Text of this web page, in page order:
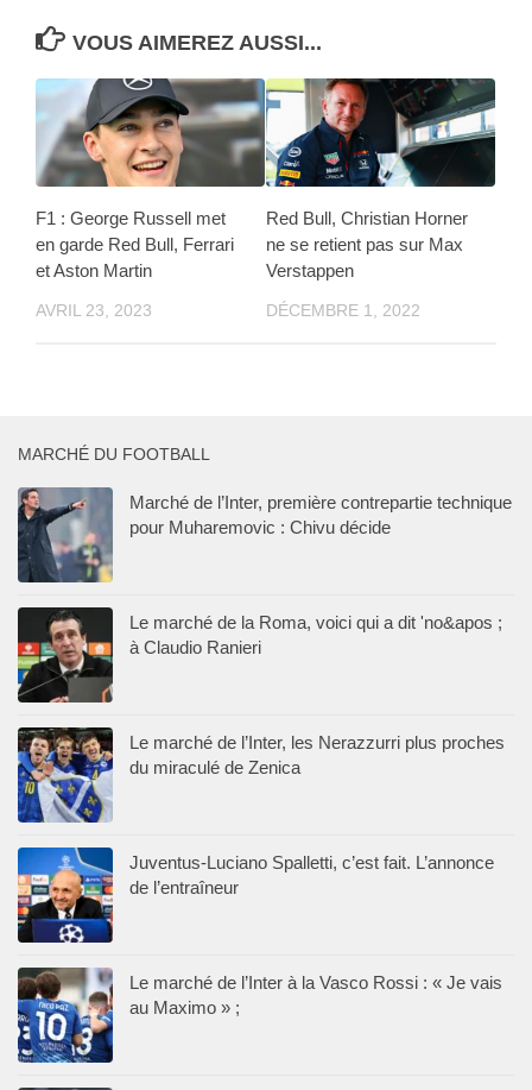
VOUS AIMEREZ AUSSI...
F1 : George Russell met
en garde Red Bull, Ferrari
et Aston Martin
AVRIL 23, 2023
Red Bull, Christian Horner
ne se retient pas sur Max
Verstappen
DÉCEMBRE 1, 2022
MARCHÉ DU FOOTBALL
Marché de l’Inter, première contrepartie technique
pour Muharemovic : Chivu décide
Le marché de la Roma, voici qui a dit 'no&apos ;
à Claudio Ranieri
Le marché de l’Inter, les Nerazzurri plus proches
du miraculé de Zenica
Juventus-Luciano Spalletti, c’est fait. L’annonce
de l’entraîneur
Le marché de l’Inter à la Vasco Rossi : « Je vais
au Maximo » ;